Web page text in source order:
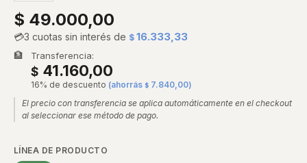
$ 49.000,00
💳3 cuotas sin interés de $ 16.333,33
🏦 Transferencia:
$ 41.160,00
16% de descuento (ahorrás $ 7.840,00)
El precio con transferencia se aplica automáticamente en el checkout
al seleccionar ese método de pago.
LÍNEA DE PRODUCTO